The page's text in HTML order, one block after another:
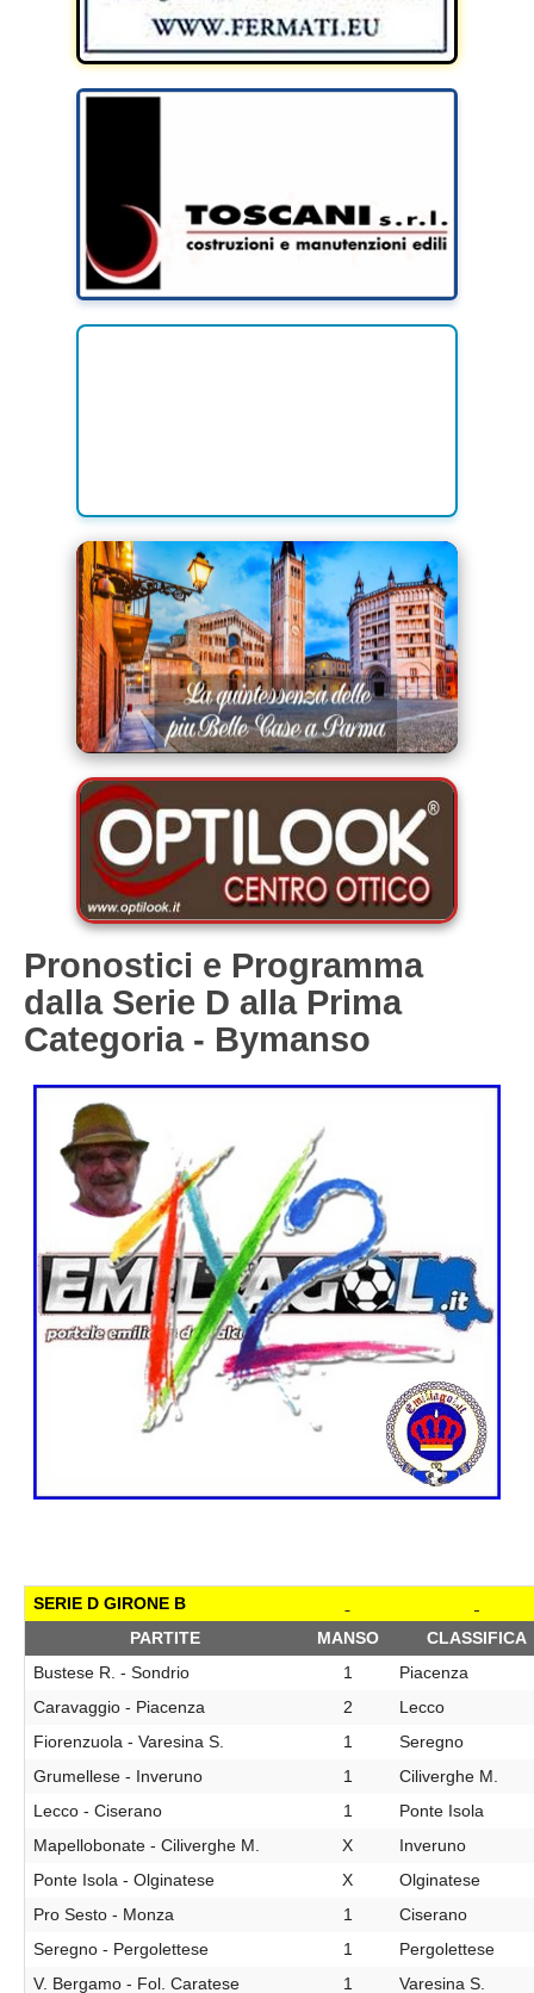
Pronostici e Programma
dalla Serie D alla Prima
Categoria - Bymanso
SERIE D GIRONE B
PARTITE
MANSO
CLASSIFICA
Bustese R. - Sondrio
1
Piacenza
Caravaggio - Piacenza
2
Lecco
Fiorenzuola - Varesina S.
1
Seregno
Grumellese - Inveruno
1
Ciliverghe M.
Lecco - Ciserano
1
Ponte Isola
Mapellobonate - Ciliverghe M.
X
Inveruno
Ponte Isola - Olginatese
X
Olginatese
Pro Sesto - Monza
1
Ciserano
Seregno - Pergolettese
1
Pergolettese
V. Bergamo - Fol. Caratese
1
Varesina S.